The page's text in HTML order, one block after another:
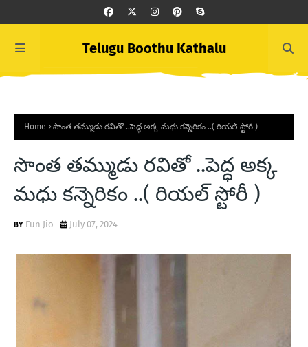
Telugu Boothu Kathalu
Home సొంత తమ్ముడు రవితో ..పెద్ధ అక్క మధు కన్నెరికం ..( రియల్ స్టోరీ )
సొంత తమ్ముడు రవితో ..పెద్ధ అక్క
మధు కన్నెరికం ..( రియల్ స్టోరీ )
Fun Jio July 07, 2024